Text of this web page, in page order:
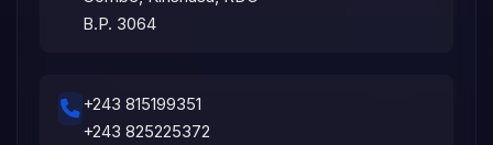
B.P. 3064
+243 815199351
+243 825225372